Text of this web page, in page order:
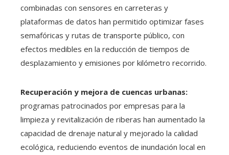
combinadas con sensores en carreteras y
plataformas de datos han permitido optimizar fases
semafóricas y rutas de transporte público, con
efectos medibles en la reducción de tiempos de
desplazamiento y emisiones por kilómetro recorrido.
Recuperación y mejora de cuencas urbanas:
programas patrocinados por empresas para la
limpieza y revitalización de riberas han aumentado la
capacidad de drenaje natural y mejorado la calidad
ecológica, reduciendo eventos de inundación local en